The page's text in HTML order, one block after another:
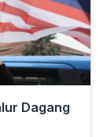
Dagang